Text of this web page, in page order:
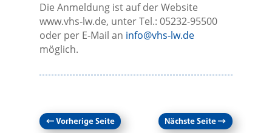
Die Anmeldung ist auf der Website
www.vhs‑lw.de, unter Tel.: 05232-95500
oder per E‑Mail an info@vhs‑lw.de
möglich.
←Vorherige Seite Nächste Seite→